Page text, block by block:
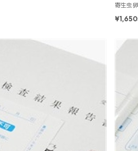
寄生虫
¥1,650